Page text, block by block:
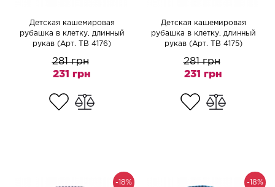
Детская кашемировая
рубашка в клетку, длинный
рукав (Арт. TB 4176)
281 грн
231 грн
Детская кашемировая
рубашка в клетку, длинный
рукав (Арт. TB 4175)
281 грн
231 грн
-18% -18%